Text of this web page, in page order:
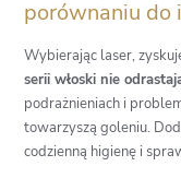
porównaniu do
Wybierając laser,
serii włoski nie
podrażnieniach i
towarzyszą goleniu.
codzienną higienę i